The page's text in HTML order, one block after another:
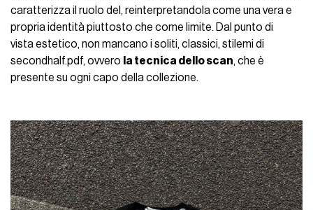
caratterizza il ruolo del, reinterpretandola come una vera e
propria identità piuttosto che come limite. Dal punto di
vista estetico, non mancano i soliti, classici, stilemi di
secondhalf.pdf, ovvero la tecnica dello scan, che è
presente su ogni capo della collezione.